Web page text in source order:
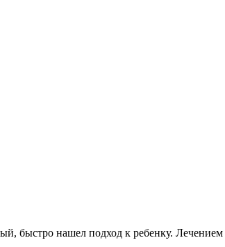
быстро нашел подход к ребенку. Лечением